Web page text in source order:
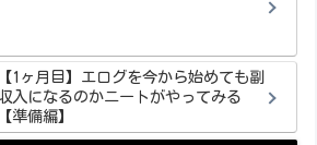
【1ヶ月目】エログを今から始めても副
入になるのかニートがやってみる
【準備編】